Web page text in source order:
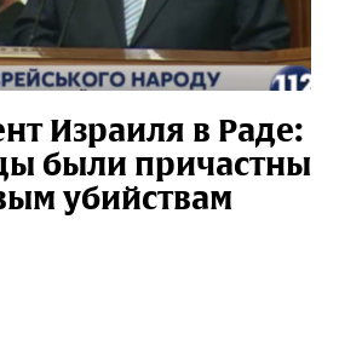
Израиля в Раде:
были причастны
убийствам